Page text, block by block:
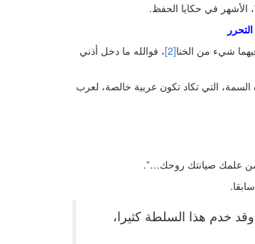
الأشهر في حكايا الحفظ.
شيء من الخنا[2]
، فوالله ما دخل أذني
التي تكاد تكون عربية خالصة، لعرب
علمك صيانتك روحك…”.
خدم هذا السلطة كثيرا،